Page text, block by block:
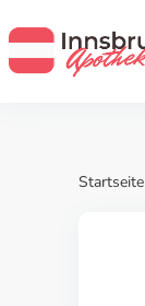
Startseite